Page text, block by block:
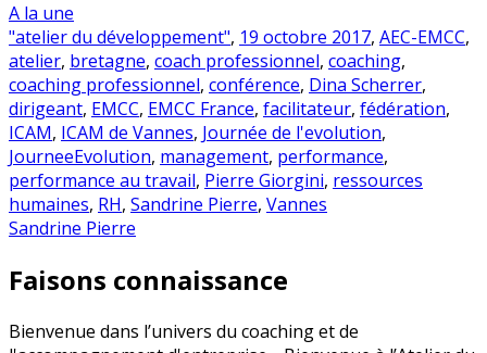
A la une
"atelier du développement", 19 octobre 2017, AEC-EMCC,
atelier, bretagne, coach professionnel, coaching,
coaching professionnel, conférence, Dina Scherrer,
dirigeant, EMCC, EMCC France, facilitateur, fédération,
ICAM, ICAM de Vannes, Journée de l'evolution,
JourneeEvolution, management, performance,
performance au travail, Pierre Giorgini, ressources
humaines, RH, Sandrine Pierre, Vannes
Sandrine Pierre
Faisons connaissance
Bienvenue dans l’univers du coaching et de